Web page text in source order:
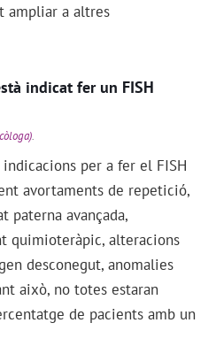
ampliar a altres
indicat fer un FISH
.
per a fer el FISH
avortaments de repetició,
paterna avançada,
quimioteràpic, alteracions
desconegut, anomalies
això, no totes estaran
de pacients amb un